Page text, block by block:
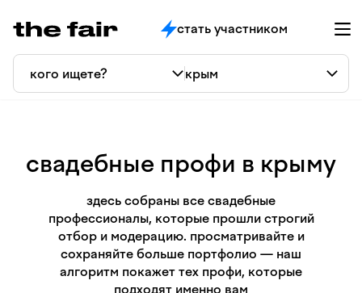
стать участником
свадебные профи в крыму
здесь собраны все свадебные
профессионалы, которые прошли строгий
отбор и модерацию. просматривайте и
сохраняйте больше портфолио — наш
алгоритм покажет тех профи, которые
подходят именно вам